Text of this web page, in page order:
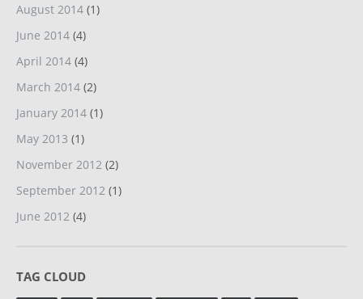
August 2014 (1)
June 2014 (4)
April 2014 (4)
March 2014 (2)
January 2014 (1)
May 2013 (1)
November 2012 (2)
September 2012 (1)
June 2012 (4)
TAG CLOUD